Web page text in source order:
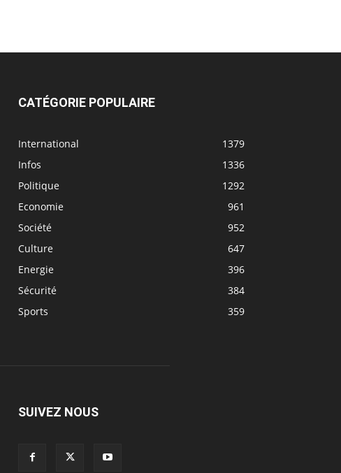
CATÉGORIE POPULAIRE
International
1379
Infos
1336
Politique
1292
Economie
961
Société
952
Culture
647
Energie
396
Sécurité
384
Sports
359
SUIVEZ NOUS